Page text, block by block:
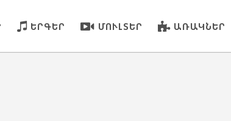
ԵՐԳԵՐ ՄՈՒԼՏԵՐ ԱՌԱԿՆԵՐ